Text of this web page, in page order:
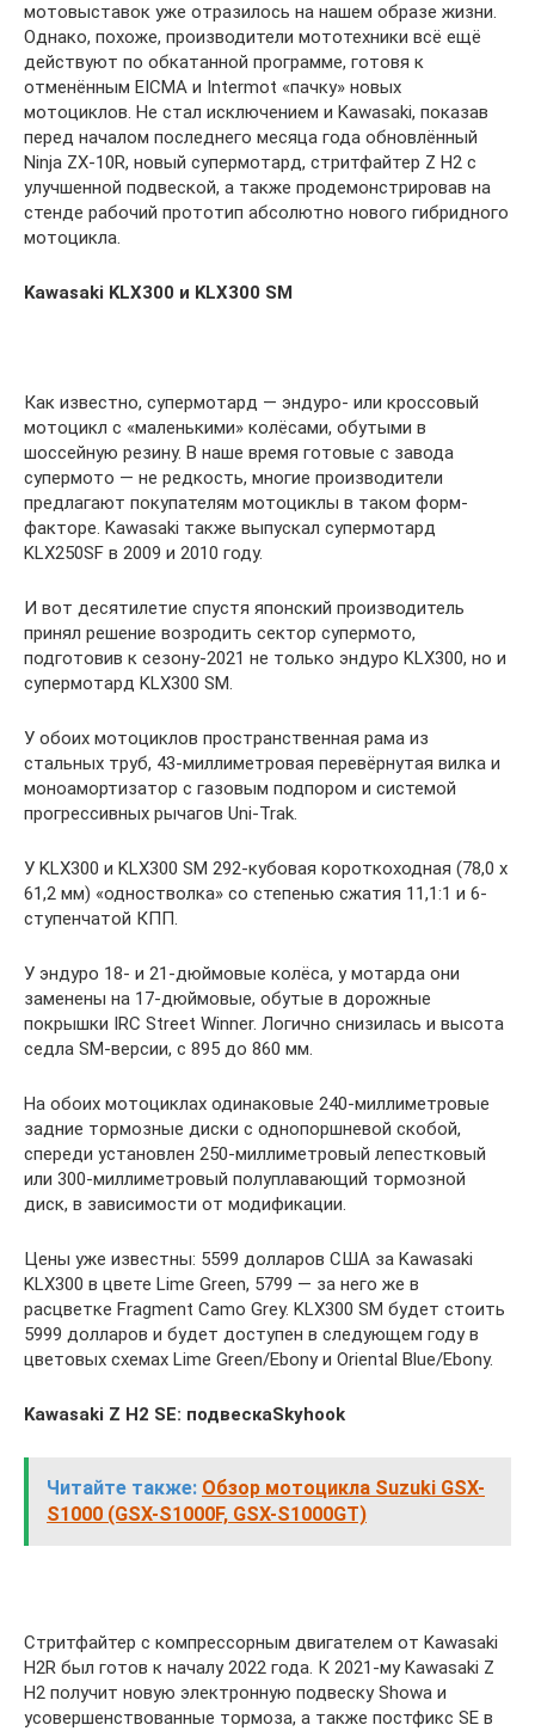
мотовыставок уже отразилось на нашем образе жизни.
Однако, похоже, производители мототехники всё ещё
действуют по обкатанной программе, готовя к
отменённым EICMA и Intermot «пачку» новых
мотоциклов. Не стал исключением и Kawasaki, показав
перед началом последнего месяца года обновлённый
Ninja ZX-10R, новый супермотард, стритфайтер Z H2 с
улучшенной подвеской, а также продемонстрировав на
стенде рабочий прототип абсолютно нового гибридного
мотоцикла.
Kawasaki KLX300 и KLX300 SM
Как известно, супермотард — эндуро- или кроссовый
мотоцикл с «маленькими» колёсами, обутыми в
шоссейную резину. В наше время готовые с завода
супермото — не редкость, многие производители
предлагают покупателям мотоциклы в таком форм-
факторе. Kawasaki также выпускал супермотард
KLX250SF в 2009 и 2010 году.
И вот десятилетие спустя японский производитель
принял решение возродить сектор супермото,
подготовив к сезону-2021 не только эндуро KLX300, но и
супермотард KLX300 SM.
У обоих мотоциклов пространственная рама из
стальных труб, 43-миллиметровая перевёрнутая вилка и
моноамортизатор с газовым подпором и системой
прогрессивных рычагов Uni-Trak.
У KLX300 и KLX300 SM 292-кубовая короткоходная (78,0 x
61,2 мм) «одностволка» со степенью сжатия 11,1:1 и 6-
ступенчатой КПП.
У эндуро 18- и 21-дюймовые колёса, у мотарда они
заменены на 17-дюймовые, обутые в дорожные
покрышки IRC Street Winner. Логично снизилась и высота
седла SM-версии, с 895 до 860 мм.
На обоих мотоциклах одинаковые 240-миллиметровые
задние тормозные диски с однопоршневой скобой,
спереди установлен 250-миллиметровый лепестковый
или 300-миллиметровый полуплавающий тормозной
диск, в зависимости от модификации.
Цены уже известны: 5599 долларов США за Kawasaki
KLX300 в цвете Lime Green, 5799 — за него же в
расцветке Fragment Camo Grey. KLX300 SM будет стоить
5999 долларов и будет доступен в следующем году в
цветовых схемах Lime Green/Ebony и Oriental Blue/Ebony.
Kawasaki Z H2 SE: подвескаSkyhook
Читайте также: Обзор мотоцикла Suzuki GSX-
S1000 (GSX-S1000F, GSX-S1000GT)
Стритфайтер с компрессорным двигателем от Kawasaki
H2R был готов к началу 2022 года. К 2021-му Kawasaki Z
H2 получит новую электронную подвеску Showa и
усовершенствованные тормоза, а также постфикс SE в